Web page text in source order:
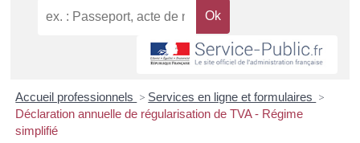
Accueil professionnels > Services en ligne et formulaires >
Déclaration annuelle de régularisation de TVA - Régime
simplifié